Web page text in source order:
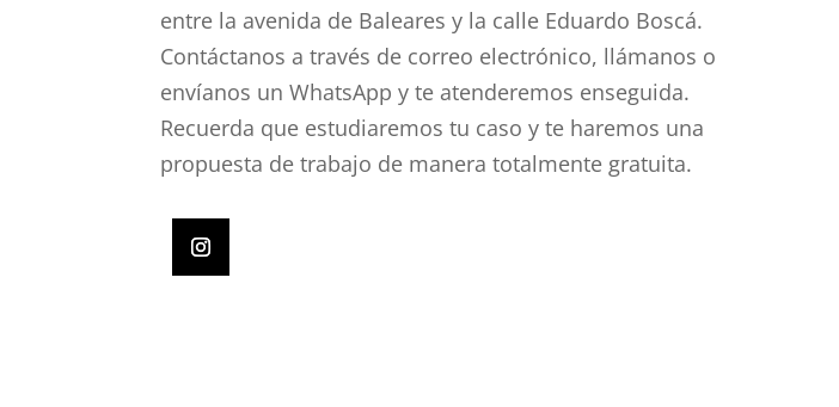
entre la avenida de Baleares y la calle Eduardo Boscá.
Contáctanos a través de correo electrónico, llámanos o
envíanos un WhatsApp y te atenderemos enseguida.
Recuerda que estudiaremos tu caso y te haremos una
propuesta de trabajo de manera totalmente gratuita.